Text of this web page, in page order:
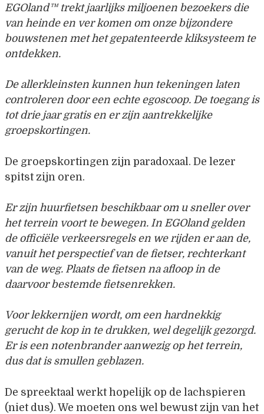
EGOland™ trekt jaarlijks miljoenen bezoekers die
van heinde en ver komen om onze bijzondere
bouwstenen met het gepatenteerde kliksysteem te
ontdekken.
De allerkleinsten kunnen hun tekeningen laten
controleren door een echte egoscoop. De toegang is
tot drie jaar gratis en er zijn aantrekkelijke
groepskortingen.
De groepskortingen zijn paradoxaal. De lezer
spitst zijn oren.
Er zijn huurfietsen beschikbaar om u sneller over
het terrein voort te bewegen. In EGOland gelden
de officiële verkeersregels en we rijden er aan de,
vanuit het perspectief van de fietser, rechterkant
van de weg. Plaats de fietsen na afloop in de
daarvoor bestemde fietsenrekken.
Voor lekkernijen wordt, om een hardnekkig
gerucht de kop in te drukken, wel degelijk gezorgd.
Er is een notenbranderaanwezig op het terrein,
dus dat is smullen geblazen.
De spreektaal werkt hopelijk op de lachspieren
(niet dus). We moeten ons wel bewust zijn van het